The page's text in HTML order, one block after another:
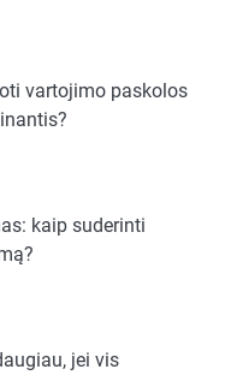
vartojimo paskolos
kaip suderinti
jei vis